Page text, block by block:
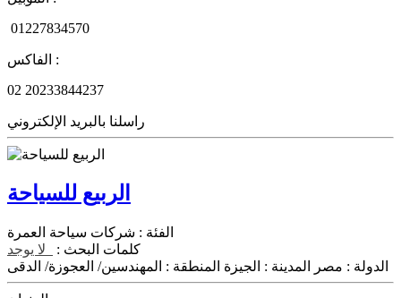
01227834570
الفاكس :
02 20233844237
راسلنا بالبريد الإلكتروني
الربيع للسياحة
الفئة : شركات سياحة العمرة
كلمات البحث :
لا يوجد
الدولة : مصر المدينة : الجيزة المنطقة : المهندسين/ العجوزة/ الدقى